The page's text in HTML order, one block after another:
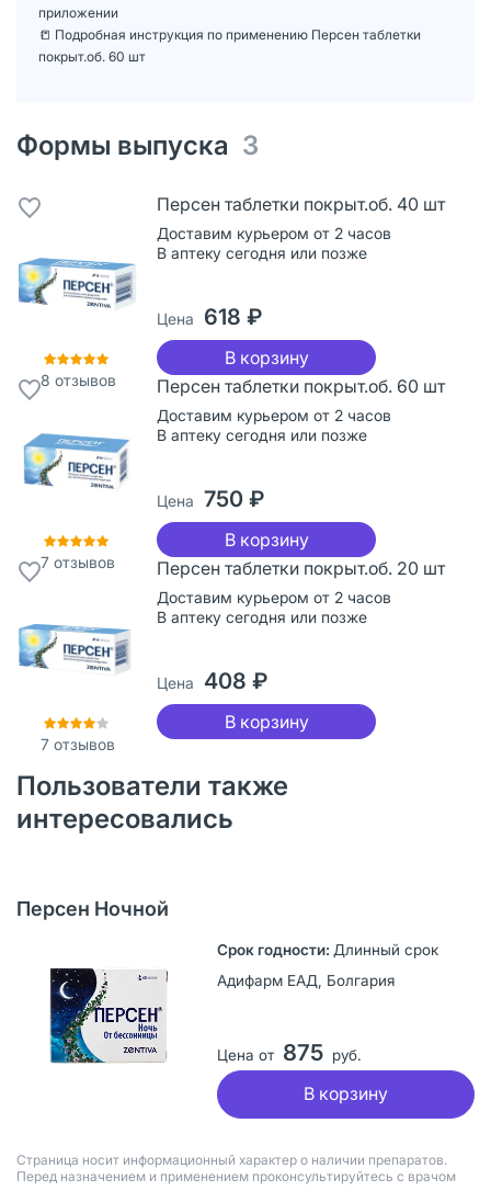
приложении
📒 Подробная инструкция по применению Персен таблетки
покрыт.об. 60 шт
Формы выпуска 3
8 отзывов
Персен таблетки покрыт.об. 40 шт
Доставим курьером от 2 часов
В аптеку сегодня или позже
Цена 618 ₽
В корзину
7 отзывов
Персен таблетки покрыт.об. 60 шт
Доставим курьером от 2 часов
В аптеку сегодня или позже
Цена 750 ₽
В корзину
7 отзывов
Персен таблетки покрыт.об. 20 шт
Доставим курьером от 2 часов
В аптеку сегодня или позже
Цена 408 ₽
В корзину
Пользователи также
интересовались
Персен Ночной
Длинный срок
Адифарм ЕАД, Болгария
Цена от 875 руб.
В корзину
Страница носит информационный характер о наличии препаратов.
Перед назначением и применением проконсультируйтесь с врачом